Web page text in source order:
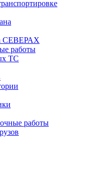
СЕВЕРАХ
работы
ТС
работы